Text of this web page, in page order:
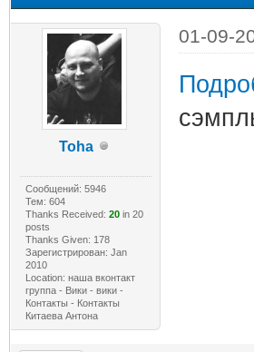
Toha
Сообщений: 5946
Тем: 604
Thanks Received: 20in 20
posts
Thanks Given: 178
Зарегистрирован: Jan
2010
Location: наша вконтакт
группа - Вики - вики -
Контакты - Контакты
Китаева Антона
01-09-